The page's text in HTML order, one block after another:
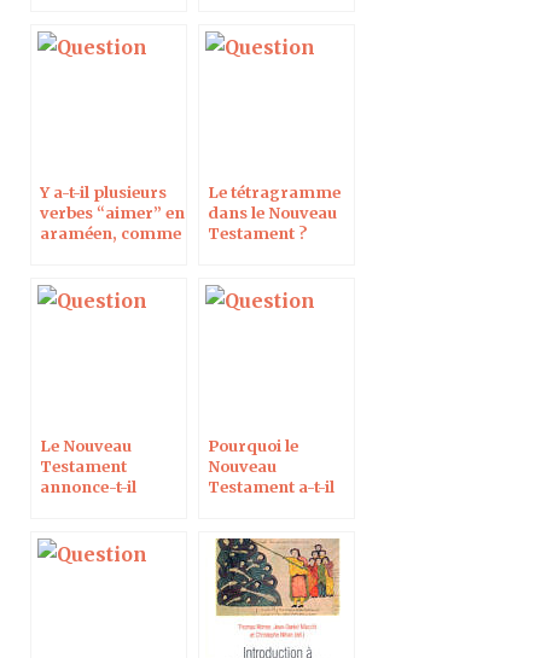
Y a-t-il plusieurs
verbes “aimer” en
araméen, comme
Testament ?
Le tétragramme
dans le Nouveau
Testament ?
Le Nouveau
Testament
annonce-t-il
Pourquoi le
Nouveau
Testament a-t-il